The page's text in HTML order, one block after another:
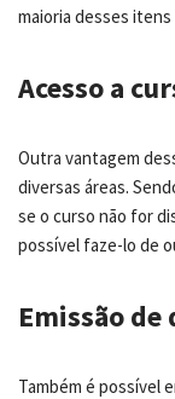
maioria desses
Acesso a
Outra vantagem
diversas áreas.
se o curso não for
possível faze-lo de
Emissão
Também é possível